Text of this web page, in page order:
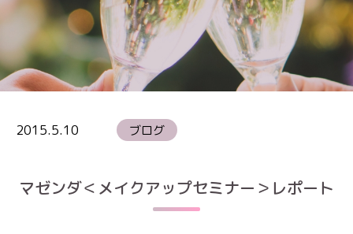
2015.5.10 ブログ
マゼンダ＜メイクアップセミナー＞レポート